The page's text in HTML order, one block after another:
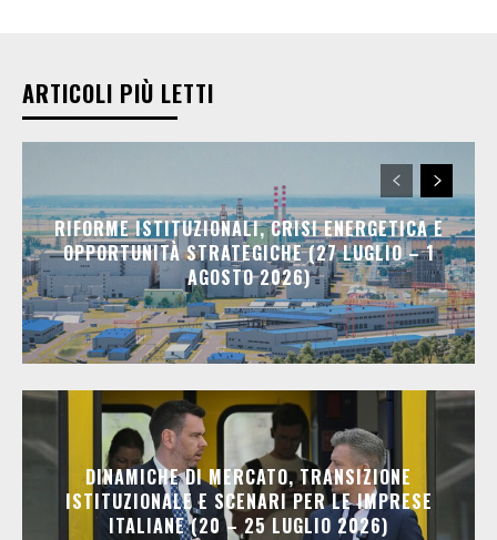
ARTICOLI PIÙ LETTI
RIFORME ISTITUZIONALI, CRISI ENERGETICA E
OPPORTUNITÀ STRATEGICHE (27 LUGLIO – 1
AGOSTO 2026)
DINAMICHE DI MERCATO, TRANSIZIONE
ISTITUZIONALE E SCENARI PER LE IMPRESE
ITALIANE (20 – 25 LUGLIO 2026)